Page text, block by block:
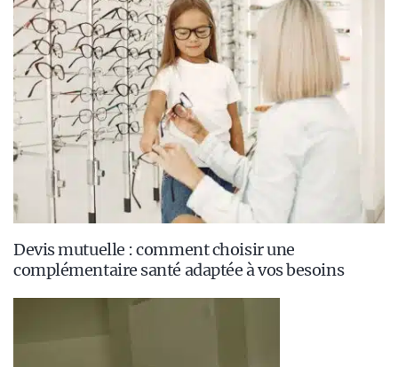
Devis mutuelle : comment choisir une
complémentaire santé adaptée à vos besoins